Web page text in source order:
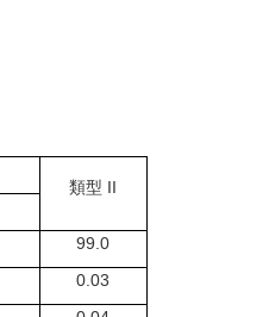
類型 II
99.0
0.03